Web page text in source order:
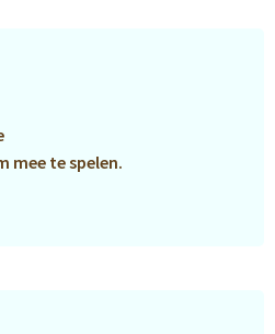
mee te spelen.